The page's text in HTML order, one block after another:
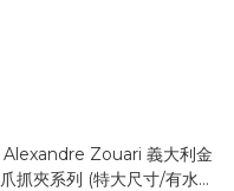
Alexandre Zouari 義大利金
爪抓夾系列 (特大尺寸/有水晶